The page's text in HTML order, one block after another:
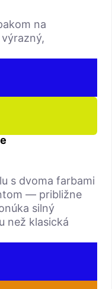
na
s dvoma farbami
— približne
silný
než klasická